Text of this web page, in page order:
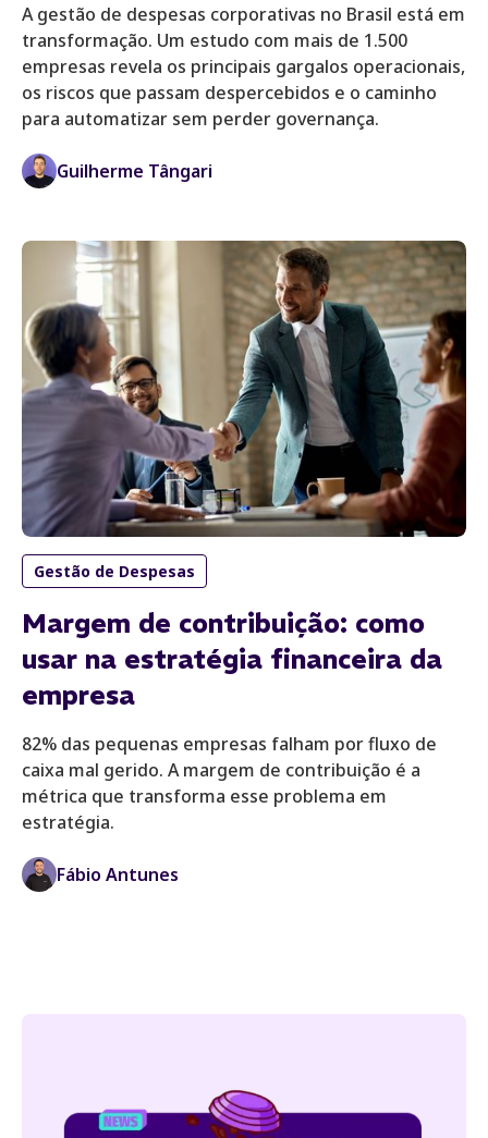
A gestão de despesas corporativas no Brasil está em
transformação. Um estudo com mais de 1.500
empresas revela os principais gargalos operacionais,
os riscos que passam despercebidos e o caminho
para automatizar sem perder governança.
Guilherme Tângari
Gestão de Despesas
Margem de contribuição: como
usar na estratégia financeira da
empresa
82% das pequenas empresas falham por fluxo de
caixa mal gerido. A margem de contribuição é a
métrica que transforma esse problema em
estratégia.
Fábio Antunes